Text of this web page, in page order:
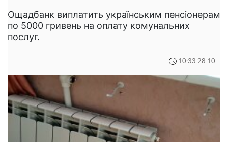
Ощадбанк виплатить українським пенсіонерам
по 5000 гривень на оплату комунальних
послуг.
10:33 28.10